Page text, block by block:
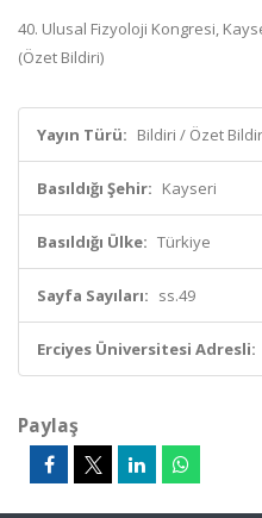
40. Ulusal Fizyoloji Kongresi,
(Özet Bildiri)
Yayın Türü: Bildiri / Özet
Basıldığı Şehir: Kayseri
Basıldığı Ülke: Türkiye
Sayfa Sayıları: ss.49
Erciyes Üniversitesi Adresli:
Paylaş